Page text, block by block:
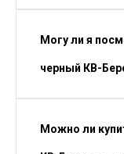
Могу ли я
черный КВ-
Можно ли